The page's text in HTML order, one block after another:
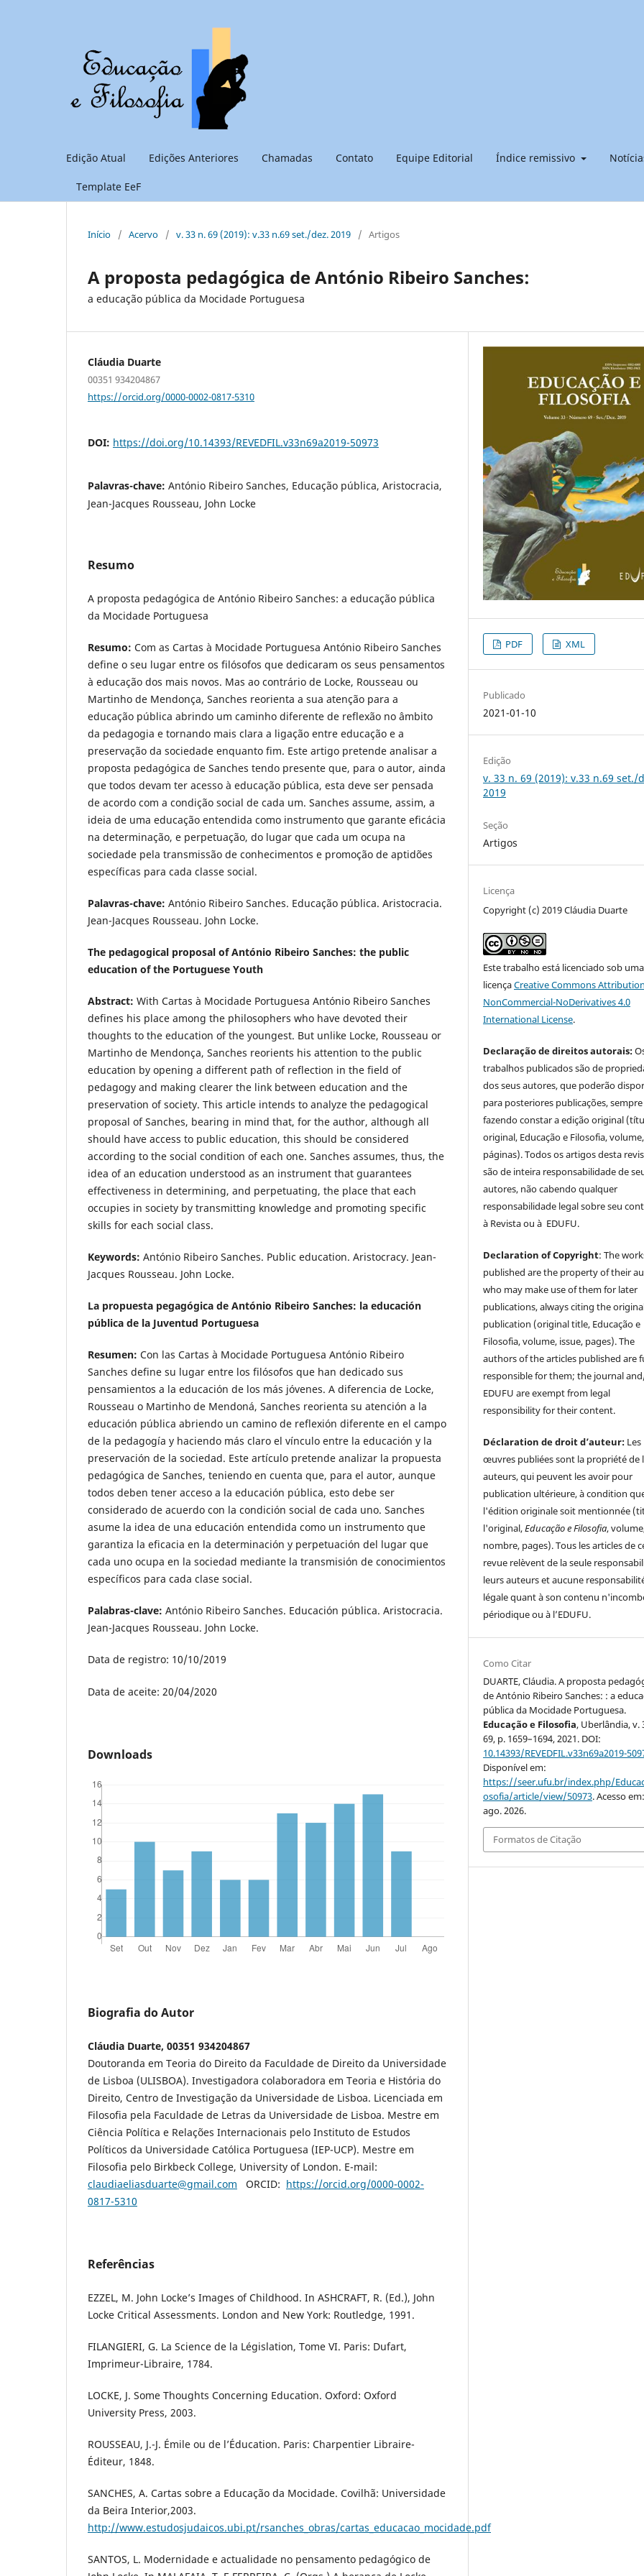
Edição Atual Edições Anteriores Chamadas Contato Equipe Editorial Índice remissivo
Template EeF
Início / Acervo / v. 33 n. 69 (2019): v.33 n.69 set./dez. 2019 / Artigos
A proposta pedagógica de António Ribeiro Sanches:
a educação pública da Mocidade Portuguesa
Cláudia Duarte
00351 934204867
https://orcid.org/0000-0002-0817-5310
DOI: https://doi.org/10.14393/REVEDFIL.v33n69a2019-50973
Palavras-chave: António Ribeiro Sanches, Educação pública, Aristocracia,
Jean-Jacques Rousseau, John Locke
Resumo
A proposta pedagógica de António Ribeiro Sanches: a educação pública
da Mocidade Portuguesa
Resumo: Com as Cartas à Mocidade Portuguesa António Ribeiro Sanches
define o seu lugar entre os filósofos que dedicaram os seus pensamentos
à educação dos mais novos. Mas ao contrário de Locke, Rousseau ou
Martinho de Mendonça, Sanches reorienta a sua atenção para a
educação pública abrindo um caminho diferente de reflexão no âmbito
da pedagogia e tornando mais clara a ligação entre educação e a
preservação da sociedade enquanto fim. Este artigo pretende analisar a
proposta pedagógica de Sanches tendo presente que, para o autor, ainda
que todos devam ter acesso à educação pública, esta deve ser pensada
de acordo com a condição social de cada um. Sanches assume, assim, a
ideia de uma educação entendida como instrumento que garante eficácia
na determinação, e perpetuação, do lugar que cada um ocupa na
sociedade pela transmissão de conhecimentos e promoção de aptidões
específicas para cada classe social.
Palavras-chave: António Ribeiro Sanches. Educação pública. Aristocracia.
Jean-Jacques Rousseau. John Locke.
The pedagogical proposal of António Ribeiro Sanches: the public
education of the Portuguese Youth
Abstract: With Cartas à Mocidade Portuguesa António Ribeiro Sanches
defines his place among the philosophers who have devoted their
thoughts to the education of the youngest. But unlike Locke, Rousseau or
Martinho de Mendonça, Sanches reorients his attention to the public
education by opening a different path of reflection in the field of
pedagogy and making clearer the link between education and the
preservation of society. This article intends to analyze the pedagogical
proposal of Sanches, bearing in mind that, for the author, although all
should have access to public education, this should be considered
according to the social condition of each one. Sanches assumes, thus, the
idea of an education understood as an instrument that guarantees
effectiveness in determining, and perpetuating, the place that each
occupies in society by transmitting knowledge and promoting specific
skills for each social class.
Keywords: António Ribeiro Sanches. Public education. Aristocracy. Jean-
Jacques Rousseau. John Locke.
La propuesta pegagógica de António Ribeiro Sanches: la educación
pública de la Juventud Portuguesa
Resumen: Con las Cartas à Mocidade Portuguesa António Ribeiro
Sanches define su lugar entre los filósofos que han dedicado sus
pensamientos a la educación de los más jóvenes. A diferencia de Locke,
Rousseau o Martinho de Mendoná, Sanches reorienta su atención a la
educación pública abriendo un camino de reflexión diferente en el campo
de la pedagogía y haciendo más claro el vínculo entre la educación y la
preservación de la sociedad. Este artículo pretende analizar la propuesta
pedagógica de Sanches, teniendo en cuenta que, para el autor, aunque
todos deben tener acceso a la educación pública, esto debe ser
considerado de acuerdo con la condición social de cada uno. Sanches
asume la idea de una educación entendida como un instrumento que
garantiza la eficacia en la determinación y perpetuación del lugar que
cada uno ocupa en la sociedad mediante la transmisión de conocimientos
específicos para cada clase social.
Palabras-clave: António Ribeiro Sanches. Educación pública. Aristocracia.
Jean-Jacques Rousseau. John Locke.
Data de registro: 10/10/2019
Data de aceite: 20/04/2020
Downloads
Biografia do Autor
Cláudia Duarte, 00351 934204867
Doutoranda em Teoria do Direito da Faculdade de Direito da Universidade
de Lisboa (ULISBOA). Investigadora colaboradora em Teoria e História do
Direito, Centro de Investigação da Universidade de Lisboa. Licenciada em
Filosofia pela Faculdade de Letras da Universidade de Lisboa. Mestre em
Ciência Política e Relações Internacionais pelo Instituto de Estudos
Políticos da Universidade Católica Portuguesa (IEP-UCP). Mestre em
Filosofia pelo Birkbeck College, University of London. E-mail:
claudiaeliasduarte@gmail.com ORCID: https://orcid.org/0000-0002-
0817-5310
Referências
EZZEL, M. John Locke’s Images of Childhood. In ASHCRAFT, R. (Ed.), John
Locke Critical Assessments. London and New York: Routledge, 1991.
FILANGIERI, G. La Science de la Législation, Tome VI. Paris: Dufart,
Imprimeur-Libraire, 1784.
LOCKE, J. Some Thoughts Concerning Education. Oxford: Oxford
University Press, 2003.
ROUSSEAU, J.-J. Émile ou de l’Éducation. Paris: Charpentier Libraire-
Éditeur, 1848.
SANCHES, A. Cartas sobre a Educação da Mocidade. Covilhã: Universidade
da Beira Interior,2003.
http://www.estudosjudaicos.ubi.pt/rsanches_obras/cartas_educacao_mocidade.pdf
SANTOS, L. Modernidade e actualidade no pensamento pedagógico de
PDF XML
Publicado
2021-01-10
Edição
v. 33 n. 69 (2019): v.33 n.69 set./
2019
Seção
Artigos
Licença
Copyright (c) 2019 Cláudia Duarte
Este trabalho está licenciado sob uma
licençaCreative Commons
NonCommercial-NoDerivatives 4.0
International License.
Declaração de direitos autorais:
trabalhos publicados são de
dos seus autores, que poderão
para posteriores publicações, sempre
fazendo constar a edição original
original, Educação e Filosofia,
páginas). Todos os artigos desta
são de inteira responsabilidade de
autores, não cabendo qualquer
responsabilidade legal sobre seu
à Revista ou à EDUFU.
Declaration of Copyright: The
published are the property of their
who may make use of them for later
publications, always citing the
publication (original title, Educação e
Filosofia, volume, issue, pages). The
authors of the articles published are
responsible for them; the journal
EDUFU are exempt from legal
responsibility for their content.
Déclaration de droit d’auteur: Les
œuvres publiées sont la propriété de
auteurs, qui peuvent les avoir pour
publication ultérieure, à condition
l'édition originale soit mentionnée
l'original,Educação e Filosofia,
nombre, pages). Tous les articles de
revue relèvent de la seule
leurs auteurs et aucune
légale quant à son contenu
périodique ou à l’EDUFU.
Como Citar
DUARTE, Cláudia. A proposta
de António Ribeiro Sanches: : a
pública da Mocidade Portuguesa.
Educação e Filosofia, Uberlândia, v.
69, p. 1659–1694, 2021. DOI:
10.14393/REVEDFIL.v33n69a2019-
Disponível em:
https://seer.ufu.br/index.php/
osofia/article/view/50973. Acesso
ago. 2026.
Formatos de Citação